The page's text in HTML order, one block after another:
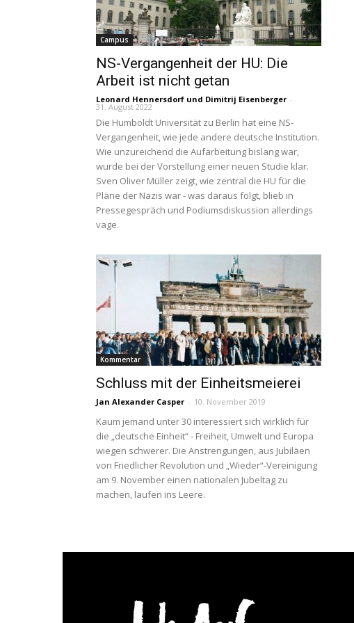
Campus
NS-Vergangenheit der HU: Die
Arbeit ist nicht getan
Leonard Hennersdorf und Dimitrij Eisenberger -
31. August 2022
Die Humboldt Universität zu Berlin hat eine NS-
Vergangenheit, wie jede andere deutsche Institution.
Wie unzureichend die Aufarbeitung bislang war,
wurde bei der Vorstellung einer neuen Studie klar.
Sven Oliver Müller zeigt, wie zentral die HU für die
Pläne der Nazis war - was daraus folgt, blieb in
Pressegespräch und Podiumsdiskussion allerdings
vage.
Kommentar
Schluss mit der Einheitsmeierei
Jan Alexander Casper - 10. November 2019
Kaum jemand unter 30 interessiert sich wirklich für
die „deutsche Einheit“ - Freiheit, Umwelt und Europa
wiegen schwerer. Die Anstrengungen, aus Jubiläen
von Friedlicher Revolution und „Wieder“-Vereinigung
am 9. November einen nationalen Jubeltag zu
machen, laufen ins Leere.